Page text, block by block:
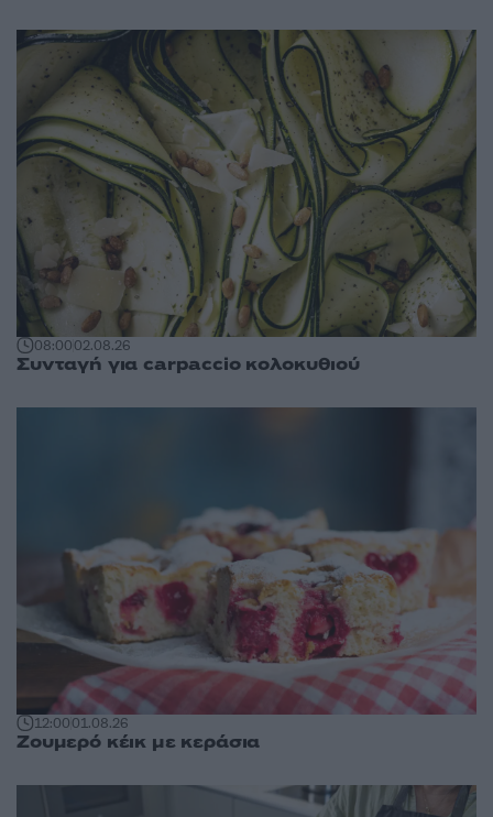
08:0002.08.26
Συνταγή για carpaccio κολοκυθιού
12:0001.08.26
Ζουμερό κέικ με κεράσια